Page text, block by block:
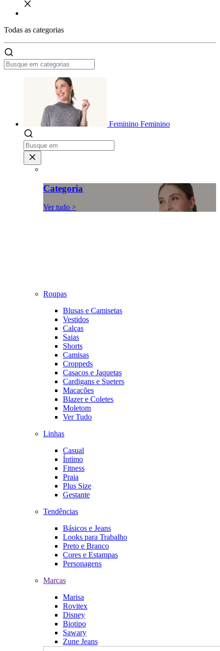
Todas as categorias
Feminino Feminino
Categoria
Ver tudo >
Roupas
Blusas e Camisetas
Vestidos
Calças
Saias
Shorts
Camisas
Croppeds
Casacos e Jaquetas
Cardigans e Sueters
Macacões
Blazer e Coletes
Moletom
Ver Tudo
Linhas
Casual
Íntimo
Fitness
Praia
Plus Size
Gestante
Tendências
Básicos e Jeans
Looks para Trabalho
Preto e Branco
Cores e Estampas
Personagens
Marcas
Marisa
Rovitex
Disney
Biotipo
Sawary
Zune Jeans